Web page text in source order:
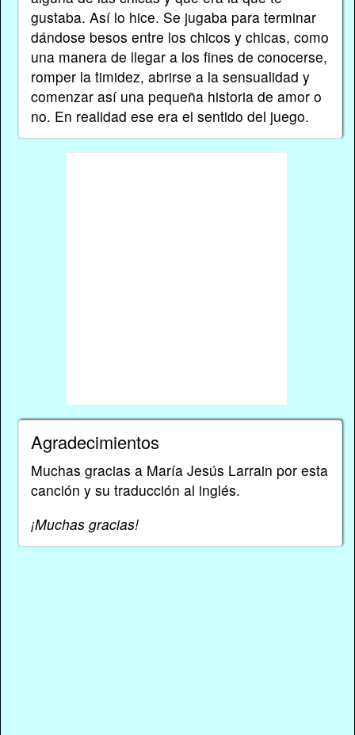
gustaba. Así lo hice. Se jugaba para terminar
dándose besos entre los chicos y chicas, como
una manera de llegar a los fines de conocerse,
romper la timidez, abrirse a la sensualidad y
comenzar así una pequeña historia de amor o
no. En realidad ese era el sentido del juego.
Agradecimientos
Muchas gracias a María Jesús Larrain por esta
canción y su traducción al inglés.
¡Muchas gracias!